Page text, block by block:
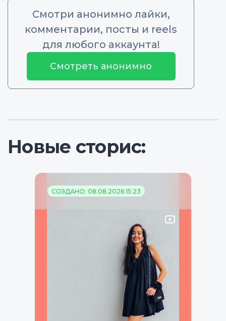
Смотри анонимно лайки,
комментарии, посты и reels
для любого аккаунта!
Смотреть анонимно
Новые сторис:
СОЗДАНО: 08.08.2026 15:23